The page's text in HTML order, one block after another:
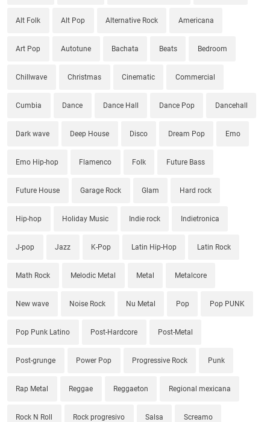
Alt Folk Alt Pop Alternative Rock Americana
Art Pop Autotune Bachata Beats Bedroom
Chillwave Christmas Cinematic Commercial
Cumbia Dance Dance Hall Dance Pop Dancehall
Dark wave Deep House Disco Dream Pop Emo
Emo Hip-hop Flamenco Folk Future Bass
Future House Garage Rock Glam Hard rock
Hip-hop Holiday Music Indie rock Indietronica
J-pop Jazz K-Pop Latin Hip-Hop Latin Rock
Math Rock Melodic Metal Metal Metalcore
New wave Noise Rock Nu Metal Pop Pop PUNK
Pop Punk Latino Post-Hardcore Post-Metal
Post-grunge Power Pop Progressive Rock Punk
Rap Metal Reggae Reggaeton Regional mexicana
Rock N Roll Rock progresivo Salsa Screamo